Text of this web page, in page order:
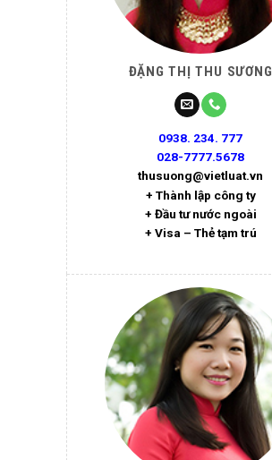
ĐẶNG THỊ THU SƯƠNG
0938. 234. 777
028-7777.5678
thusuong@vietluat.vn
+ Thành lập công ty
+ Đầu tư nước ngoài
+ Visa – Thẻ tạm trú